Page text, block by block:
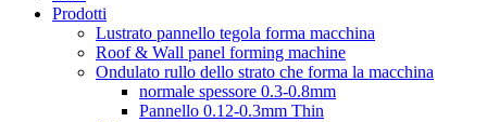
Prodotti
Lustrato pannello tegola forma macchina
Roof & Wall panel forming machine
Ondulato rullo dello strato che forma la macchina
normale spessore 0.3-0.8mm
Pannello 0.12-0.3mm Thin